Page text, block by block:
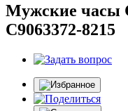
Мужские часы
С9063372-8215